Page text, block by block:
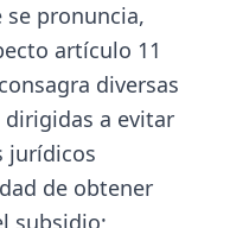
se pronuncia,
artículo 11
diversas
a evitar
jurídicos
de obtener
subsidio;